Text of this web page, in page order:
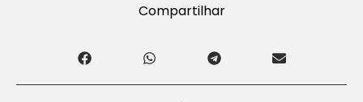
Compartilhar